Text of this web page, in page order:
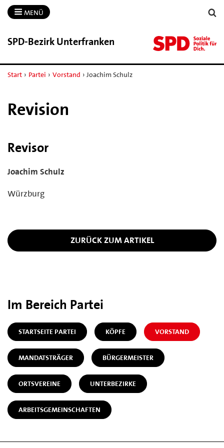
MENÜ
SPD-​Bezirk Unterfranken
Start › Partei › Vorstand › Joachim Schulz
Revision
Revisor
Joachim Schulz
Würzburg
ZURÜCK ZUM ARTIKEL
Im Bereich Partei
STARTSEITE PARTEI KÖPFE VORSTAND
MANDATSTRÄGER BÜRGERMEISTER
ORTSVEREINE UNTERBEZIRKE
ARBEITSGEMEINSCHAFTEN